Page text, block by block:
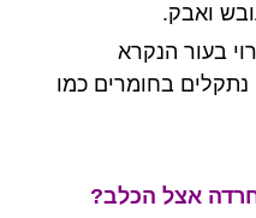
ואבק.
בעור הנקרא
בחומרים כמו
אצל הכלב?